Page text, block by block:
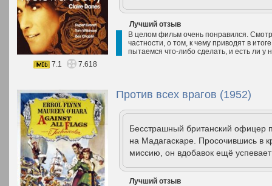
Лучший отзыв
В целом фильм очень понравился.
частности, о том, к чему приводят в
пытаемся что-либо сделать, и есть ли
7.1
7.618
Против всех врагов (1952)
Бесстрашный британский офицер
на Мадагаскаре. Просочившись в
миссию, он вдобавок ещё
Лучший отзыв